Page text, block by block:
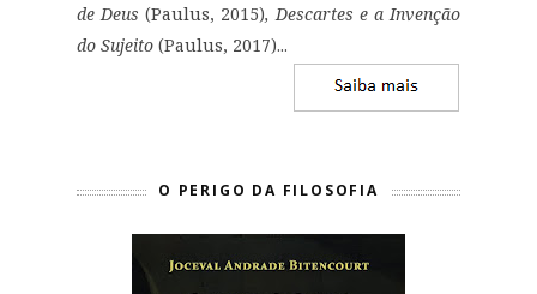
de Deus (Paulus, 2015), Descartes e a Invenção
do Sujeito (Paulus, 2017)...
O PERIGO DA FILOSOFIA